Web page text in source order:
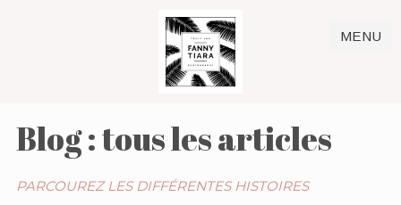
MENU
Blog : tous les articles
PARCOUREZ LES DIFFÉRENTES HISTOIRES